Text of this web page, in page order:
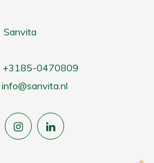
Sanvita
+3185-0470809
info@sanvita.nl